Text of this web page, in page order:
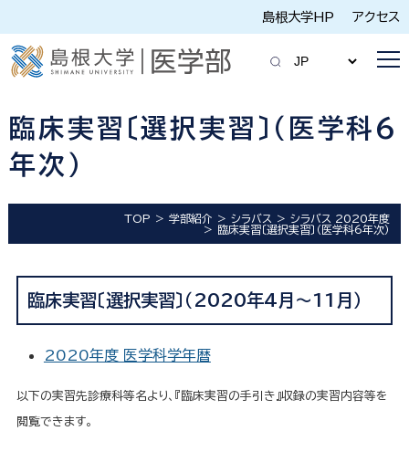
島根大学HP アクセス
臨床実習〔選択実習〕（医学科6
年次）
TOP 学部紹介 シラバス
シラバス 2020年度
臨床実習〔選択実習〕（医学科6年次）
臨床実習〔選択実習〕（2020年4月～11月）
2020年度 医学科学年暦
以下の実習先診療科等名より、『臨床実習の手引き』収録の実習内容等を
閲覧できます。